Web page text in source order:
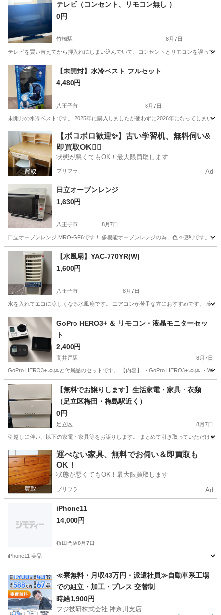
テレビ（コンセント、リモコン無し ）
0円
竹橋駅 8月7日
テレビを買い替えてから押入れにしまい込んでいて、コンセントとリモコンを誤っ
東京 千代田区 竹橋駅 テレビ
【未開封】水冷ベスト フルセット
4,480円
八王子市 8月7日
未開封の水冷ベストです。 2025年に購入しましたが使わずに2026年になってしまい
東京 八王子市 季節、空調家電
【ボロボロ歓迎✨】古い学習机、無料伺い&
即買取OK🙆‍♀️
状態が悪くてもOK！最大限買取します
プリフラ Ad
日立オーブンレンジ
1,630円
八王子市 8月7日
日立オーブンレンジ MRO-GF6です！ 多機能オーブンレンジの為、色々便利です。
東京 八王子市 キッチン家電
【水風扇】YAC-770YR(W)
1,600円
八王子市 8月7日
水を入れてエコに涼しくなる水風扇です。 エアコンが苦手な方におすすめです。 冷
東京 八王子市 YAC
GoPro HERO3+ ＆ リモコン・液晶モニターセッ
ト
2,400円
高井戸駅 8月7日
GoPro HERO3+ 本体と付属品のセットです。 【内容】 ・GoPro HERO3+ 本体 ・Wi-
東京 杉並区 高井戸駅 カメラ GoPro
【無料でお譲りします】生活家電・家具・衣類
（足立区梅田・梅島駅近く）
0円
足立区 8月7日
引越しに伴い、以下の家電・家具等をお譲りします。 まとめて引き取っていただけ
東京 足立区 生活家電
運べない家具、無料でお伺い＆即買取も
OK！
状態が悪くてもOK！最大限買取します
プリフラ Ad
iPhone11
14,000円
桜田門駅8月7日
iPhone11 美品
桜田門駅 その他 iPhone11
≪寮無料・月収43万円・派遣社員≫自動車系工場
での組立・加工・プレス 交替制
時給1,900円
フジ技研株式会社 神奈川支店